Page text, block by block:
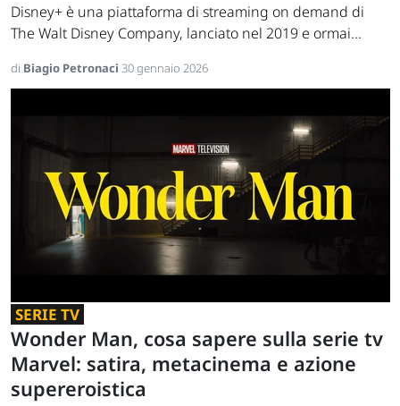
Disney+ è una piattaforma di streaming on demand di
The Walt Disney Company, lanciato nel 2019 e ormai...
di Biagio Petronaci 30 gennaio 2026
SERIE TV
Wonder Man, cosa sapere sulla serie tv
Marvel: satira, metacinema e azione
supereroistica